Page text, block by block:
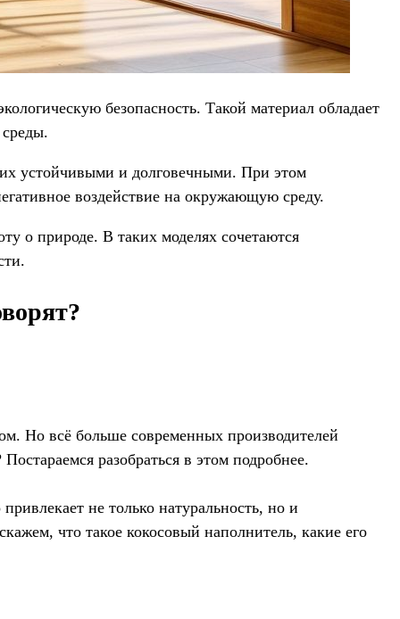
безопасность. Такой материал обладает
их устойчивыми и долговечными. При этом
воздействие на окружающую среду.
о природе. В таких моделях сочетаются
Но всё больше современных производителей
разобраться в этом подробнее.
не только натуральность, но и
что такое кокосовый наполнитель, какие его